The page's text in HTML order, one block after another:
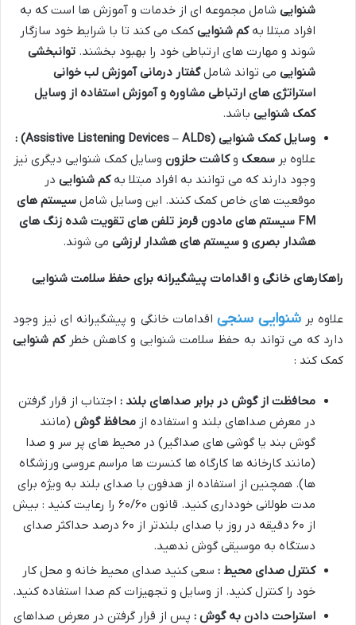
شنوایی شامل مجموعه ای از خدمات و آموزش ها است که به
افراد مبتلا بهکم شنوایی کمک می کند تا با شرایط خود سازگار
شوند و مهارت های ارتباطی خود را بهبود بخشند. توانبخشی
شنوایی می تواند شاملگفتار درمانی آموزش لب خوانی
استراتژی های ارتباطی مشاوره و آموزش استفاده از وسایل
کمک شنوایی باشد.
وسایل کمک شنوایی (Assistive Listening Devices – ALDs)
:
علاوه بر سمعک وکاشت حلزون وسایل کمک شنوایی دیگری نیز
وجود دارند که می توانند به افراد مبتلا بهکم شنوایی در
موقعیت های خاص کمک کنند. این وسایل شامل سیستم های
FM سیستم های مادون قرمز تلفن های تقویت شده زنگ های
هشدار بصری و سیستم های هشدار لرزشی می شوند.
راهکارهای خانگی و اقدامات پیشگیرانه برای حفظ سلامت شنوایی
علاوه برشنوایی سنجی اقدامات خانگی و پیشگیرانه ای نیز وجود
دارد که می تواند به حفظ سلامت شنوایی و کاهش خطرکم شنوایی
کمک کند :
محافظت از گوش در برابر صداهای بلند : اجتناب از قرار گرفتن
در معرض صداهای بلند و استفاده از محافظ گوش (مانند
گوش بند یا گوشی های صداگیر) در محیط های پر سر و صدا
(مانند کارخانه ها کارگاه ها کنسرت ها مراسم عروسی ورزشگاه
ها). همچنین از استفاده از هدفون با صدای بلند به ویژه برای
مدت طولانی خودداری کنید. قانون ۶۰/۶۰ را رعایت کنید : بیش
از ۶۰ دقیقه در روز با صدای بلندتر از ۶۰ درصد حداکثر صدای
دستگاه به موسیقی گوش ندهید.
کنترل صدای محیط : سعی کنید صدای محیط خانه و محل کار
خود را کنترل کنید. از وسایل و تجهیزات کم صدا استفاده کنید.
استراحت دادن به گوش : پس از قرار گرفتن در معرض صداهای